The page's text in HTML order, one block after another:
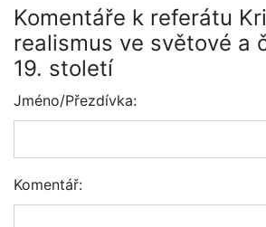
Komentáře k referátu
realismus ve světové a
19. století
Jméno/Přezdívka:
Komentář: